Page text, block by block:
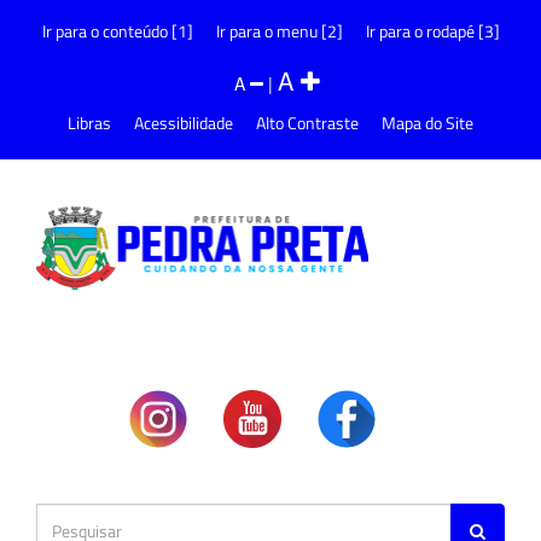
Ir para o conteúdo [1] Ir para o menu [2] Ir para o rodapé [3]
A |A
Libras Acessibilidade Alto Contraste Mapa do Site